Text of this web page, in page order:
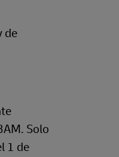
de
Solo
1 de